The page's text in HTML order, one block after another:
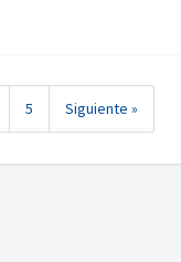
5 Siguiente »